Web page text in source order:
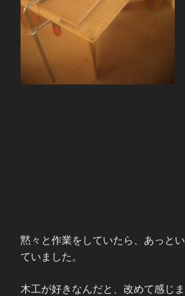
黙々と作業をしていたら、あっと
ていました。
木工が好きなんだと、改めて感じま